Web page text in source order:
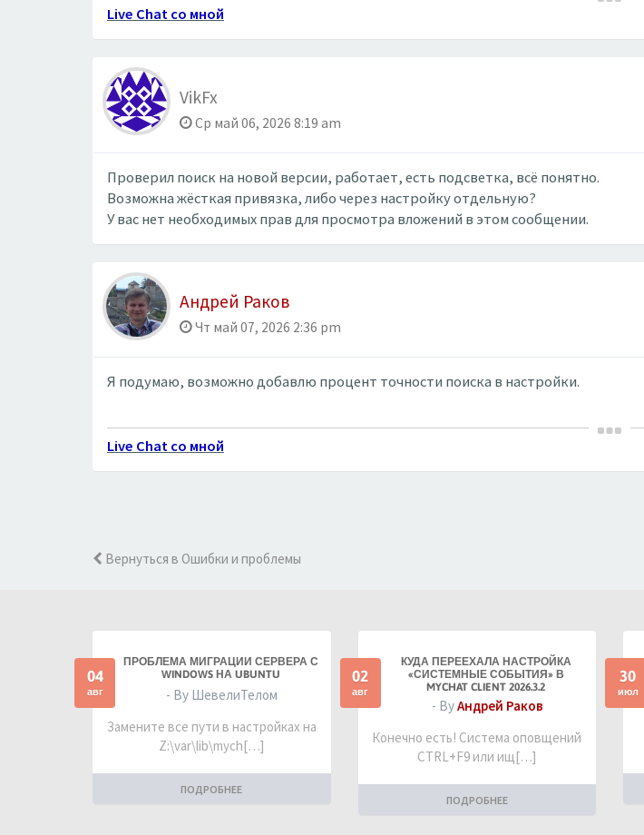
Live Chat со мной
VikFx
Ср май 06, 2026 8:19 am
Проверил поиск на новой версии, работает, есть подсветка, всё понятно.
Возможна жёсткая привязка, либо через настройку отдельную?
У вас нет необходимых прав для просмотра вложений в этом сообщении.
Андрей Раков
Чт май 07, 2026 2:36 pm
Я подумаю, возможно добавлю процент точности поиска в настройки.
Live Chat со мной
Вернуться в Ошибки и проблемы
04
авг
ПРОБЛЕМА МИГРАЦИИ СЕРВЕРА С
WINDOWS НА UBUNTU
- By ШевелиТелом
Замените все пути в настройках на
Z:\var\lib\mych[…]
ПОДРОБНЕЕ
02
авг
КУДА ПЕРЕЕХАЛА НАСТРОЙКА
«СИСТЕМНЫЕ СОБЫТИЯ» В
MYCHAT CLIENT 2026.3.2
- ByАндрей Раков
Конечно есть! Система оповщений
CTRL+F9 или ищ[…]
ПОДРОБНЕЕ
30
июл